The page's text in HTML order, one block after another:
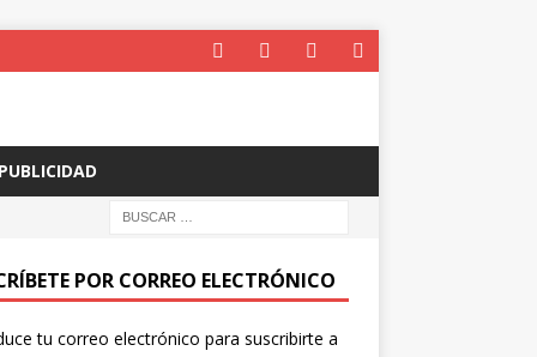
PUBLICIDAD
POR CORREO ELECTRÓNICO
tu correo electrónico para suscribirte a